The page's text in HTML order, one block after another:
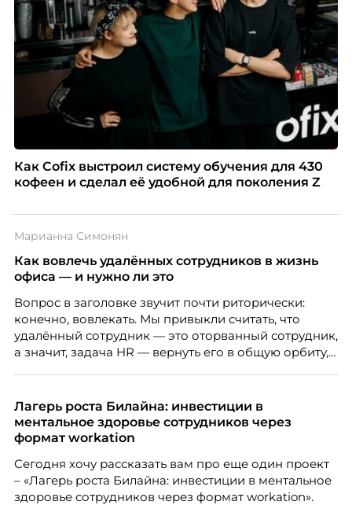
Как Cofix выстроил систему обучения для 430
кофеен и сделал её удобной для поколения Z
Марианна Симонян
Как вовлечь удалённых сотрудников в жизнь
офиса — и нужно ли это
Вопрос в заголовке звучит почти риторически:
конечно, вовлекать. Мы привыкли считать, что
удалённый сотрудник — это оторванный сотрудник,
а значит, задача HR — вернуть его в общую орбиту,
вовлечения, стоит остановиться на неудобном
факте: данные говорят ровно обратное тому, что
подсказывает интуиция. Автор свежего выпуска
People Analytics, приглашённый лектор НИУ ВШЭ и
МИФИ, автор книги «Дао женской карьеры».
Лагерь роста Билайна: инвестиции в
ментальное здоровье сотрудников через
формат workation
Сегодня хочу рассказать вам про еще один проект
– «Лагерь роста Билайна: инвестиции в ментальное
здоровье сотрудников через формат workation».